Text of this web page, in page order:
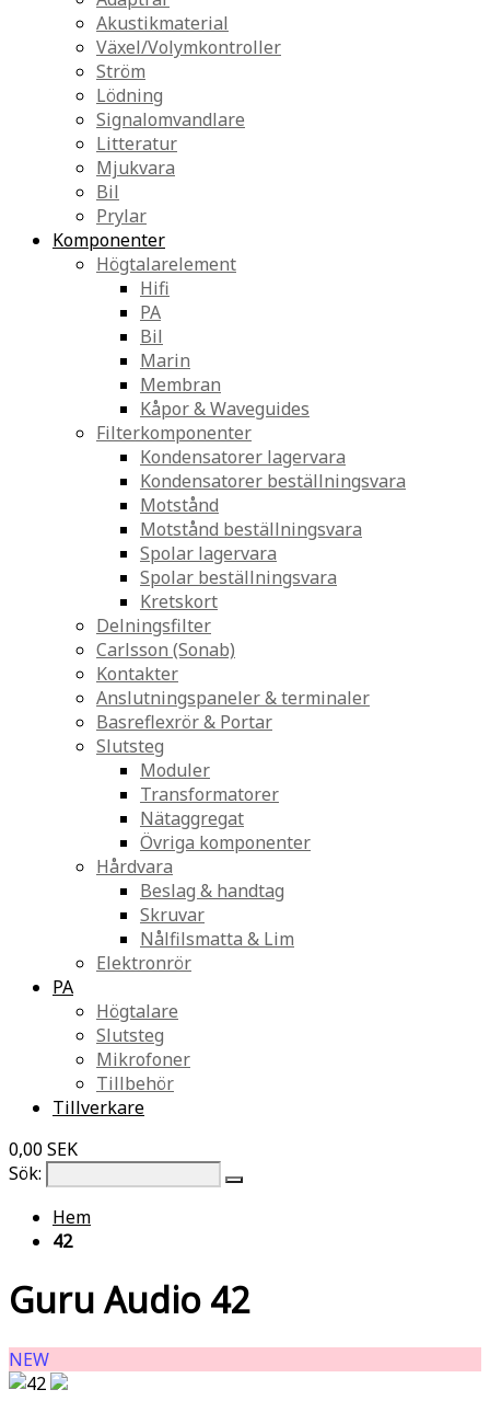
Akustikmaterial
Växel/Volymkontroller
Ström
Lödning
Signalomvandlare
Litteratur
Mjukvara
Bil
Prylar
Komponenter
Högtalarelement
Hifi
PA
Bil
Marin
Membran
Kåpor & Waveguides
Filterkomponenter
Kondensatorer lagervara
Kondensatorer beställningsvara
Motstånd
Motstånd beställningsvara
Spolar lagervara
Spolar beställningsvara
Kretskort
Delningsfilter
Carlsson (Sonab)
Kontakter
Anslutningspaneler & terminaler
Basreflexrör & Portar
Slutsteg
Moduler
Transformatorer
Nätaggregat
Övriga komponenter
Hårdvara
Beslag & handtag
Skruvar
Nålfilsmatta & Lim
Elektronrör
PA
Högtalare
Slutsteg
Mikrofoner
Tillbehör
Tillverkare
0,00 SEK
Sök:
Hem
42
Guru Audio 42
NEW